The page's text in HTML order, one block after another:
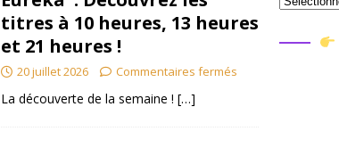
titres à 10 heures, 13 heures
et 21 heures !
20 juillet 2026 Commentaires fermés
La découverte de la semaine ! […]